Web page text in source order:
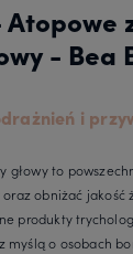
Atopowe
- Bea
i
głowy to
obniżać jakość
produkty
myślą o osobach